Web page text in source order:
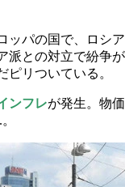
ッパの国で、ロシア
派との対立で紛争が
リついている。
ンフレが発生。物価